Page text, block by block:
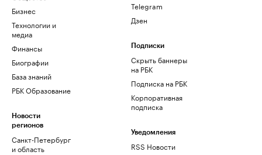
Бизнес
Технологии и
медиа
Финансы
Биографии
База знаний
РБК Образование
Новости
регионов
Санкт-Петербург
и область
Telegram
Дзен
Подписки
Скрыть баннеры
на РБК
Подписка на РБК
Корпоративная
подписка
Уведомления
RSS Новости